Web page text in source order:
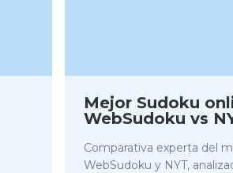
Mejor Sudoku
WebSudoku vs
Comparativa experta del
WebSudoku y NYT,